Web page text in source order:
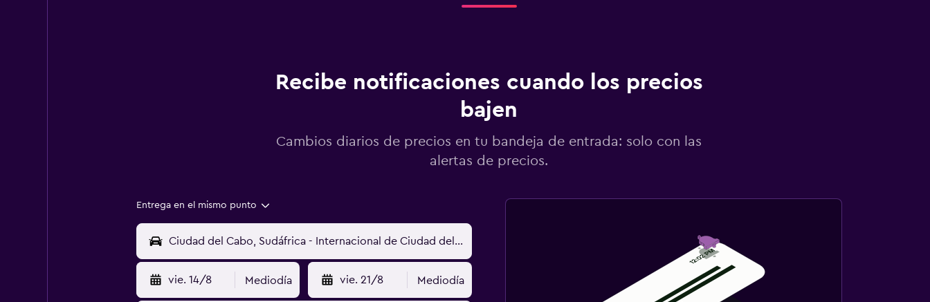
Recibe notificaciones cuando los precios
bajen
Cambios diarios de precios en tu bandeja de entrada: solo con las
alertas de precios.
Entrega en el mismo punto
vie. 14/8 Mediodía vie. 21/8 Mediodía